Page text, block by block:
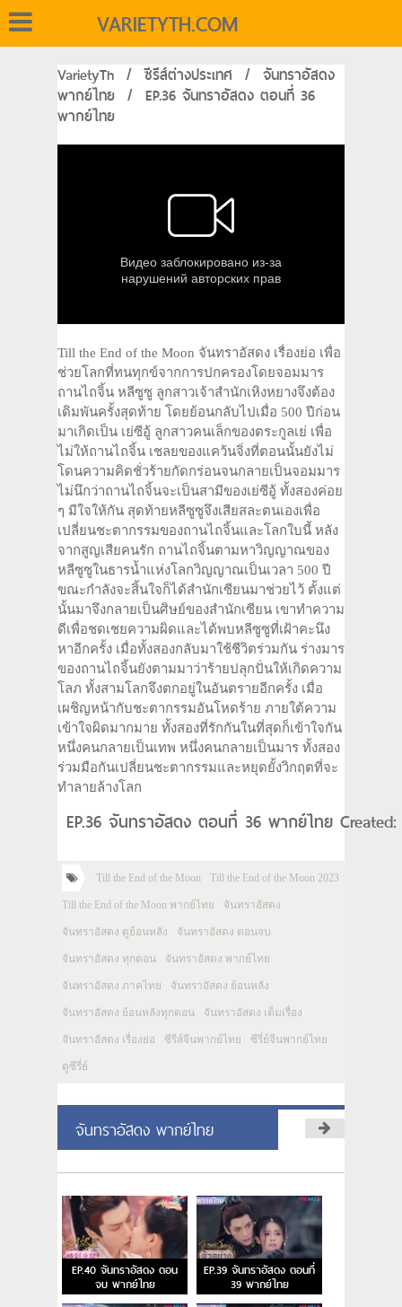
VARIETYTH.COM
VarietyTh / ซีรีส์ต่างประเทศ / จันทราอัสดง
พากย์ไทย / EP.36 จันทราอัสดง ตอนที่ 36
พากย์ไทย
Till the End of the Moon จันทราอัสดง เรื่องย่อ เพื่อ
ช่วยโลกที่ทนทุกข์จากการปกครองโดยจอมมาร
ถานไถจิ้น หลีซูซู ลูกสาวเจ้าสำนักเหิงหยางจึงต้อง
เดิมพันครั้งสุดท้าย โดยย้อนกลับไปเมื่อ 500 ปีก่อน
มาเกิดเป็น เย่ซีอู้ ลูกสาวคนเล็กของตระกูลเย่ เพื่อ
ไม่ให้ถานไถจิ้น เชลยของแคว้นจิ่งที่ตอนนั้นยังไม่
โดนความคิดชั่วร้ายกัดกร่อนจนกลายเป็นจอมมาร
ไม่นึกว่าถานไถจิ้นจะเป็นสามีของเย่ซีอู้ ทั้งสองค่อย
ๆ มีใจให้กัน สุดท้ายหลีซูซูจึงเสียสละตนเองเพื่อ
เปลี่ยนชะตากรรมของถานไถจิ้นและโลกใบนี้ หลัง
จากสูญเสียคนรัก ถานไถจิ้นตามหาวิญญาณของ
หลีซูซูในธารน้ำแห่งโลกวิญญาณเป็นเวลา 500 ปี
ขณะกำลังจะสิ้นใจก็ได้สำนักเซียนมาช่วยไว้ ตั้งแต่
นั้นมาจึงกลายเป็นศิษย์ของสำนักเซียน เขาทำความ
ดีเพื่อชดเชยความผิดและได้พบหลีซูซูที่เฝ้าคะนึง
หาอีกครั้ง เมื่อทั้งสองกลับมาใช้ชีวิตร่วมกัน ร่างมาร
ของถานไถจิ้นยังตามมาว่าร้ายปลุกปั่นให้เกิดความ
โลภ ทั้งสามโลกจึงตกอยู่ในอันตรายอีกครั้ง เมื่อ
เผชิญหน้ากับชะตากรรมอันโหดร้าย ภายใต้ความ
เข้าใจผิดมากมาย ทั้งสองที่รักกันในที่สุดก็เข้าใจกัน
หนึ่งคนกลายเป็นเทพ หนึ่งคนกลายเป็นมาร ทั้งสอง
ร่วมมือกันเปลี่ยนชะตากรรมและหยุดยั้งวิกฤตที่จะ
ทำลายล้างโลก
EP.36 จันทราอัสดง ตอนที่ 36 พากย์ไทย
Till the End of the Moon Till the End of the Moon 2023
Till the End of the Moon พากย์ไทย จันทราอัสดง
จันทราอัสดง ดูย้อนหลัง จันทราอัสดง ตอนจบ
จันทราอัสดง ทุกตอน จันทราอัสดง พากย์ไทย
จันทราอัสดง ภาคไทย จันทราอัสดง ย้อนหลัง
จันทราอัสดง ย้อนหลังทุกตอน จันทราอัสดง เต็มเรื่อง
จันทราอัสดง เรื่องย่อ ซีรีส์จีนพากย์ไทย ซีรี่ย์จีนพากย์ไทย
ดูซีรี่ย์
จันทราอัสดง พากย์ไทย
EP.40 จันทราอัสดง ตอน
จบ พากย์ไทย
EP.39 จันทราอัสดง ตอนที่
39 พากย์ไทย